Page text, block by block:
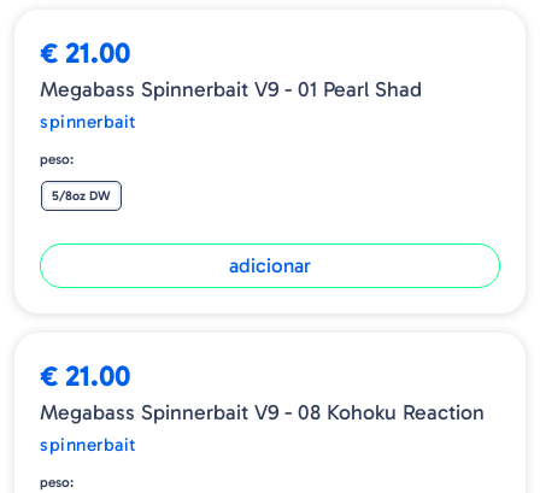
€ 21.00
Megabass Spinnerbait V9 - 01 Pearl Shad
spinnerbait
peso:
5/8oz DW
adicionar
€ 21.00
Megabass Spinnerbait V9 - 08 Kohoku Reaction
spinnerbait
peso: